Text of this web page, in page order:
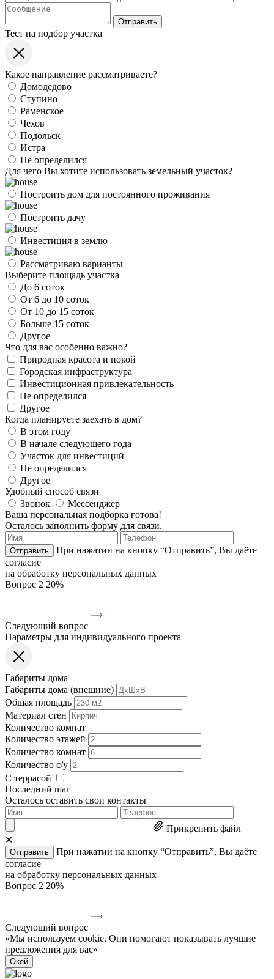
Отправить
Тест на подбор участка
Какое направление рассматриваете?
Домодедово
Ступино
Раменское
Чехов
Подольск
Истра
Не определился
Для чего Вы хотите использовать земельный участок?
Построить дом для постоянного проживания
Построить дачу
Инвестиция в землю
Рассматриваю варианты
Выберите площадь участка
До 6 соток
От 6 до 10 соток
От 10 до 15 соток
Больше 15 соток
Другое
Что для вас особенно важно?
Природная красота и покой
Городская инфраструктура
Инвестиционная привлекательность
Не определился
Другое
Когда планируете заехать в дом?
В этом году
В начале следующего года
Участок для инвестиций
Не определился
Другое
Удобный способ связи
Звонок
Мессенджер
Ваша персональная подборка готова!
Осталось заполнить форму для связи.
Отправить
При нажатии на кнопку “Отправить”, Вы даёте
согласие
на обработку персональных данных
Вопрос 2 20%
Следующий вопрос
Параметры для индивидуального проекта
Габариты дома
Габариты дома (внешние)
Общая площадь
Материал стен
Количество комнат
Количество этажей
Количество комнат
Количество с/у
С террасой
Последний шаг
Осталось оставить свои контакты
Прикрепить файл
✕
Отправить
При нажатии на кнопку “Отправить”, Вы даёте
согласие
на обработку персональных данных
Вопрос 2 20%
Следующий вопрос
«Мы используем cookie. Они помогают показывать лучшие
предложения для вас»
Окей